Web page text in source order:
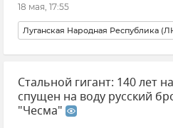
18 мая, 17:55
Луганская Народная Республика
Новости Леонид Пасечник
Происшествия
ВСУ (Вооруженные силы Украины)
Стальной гигант: 140 лет
спущен на воду русский
"Чесма"